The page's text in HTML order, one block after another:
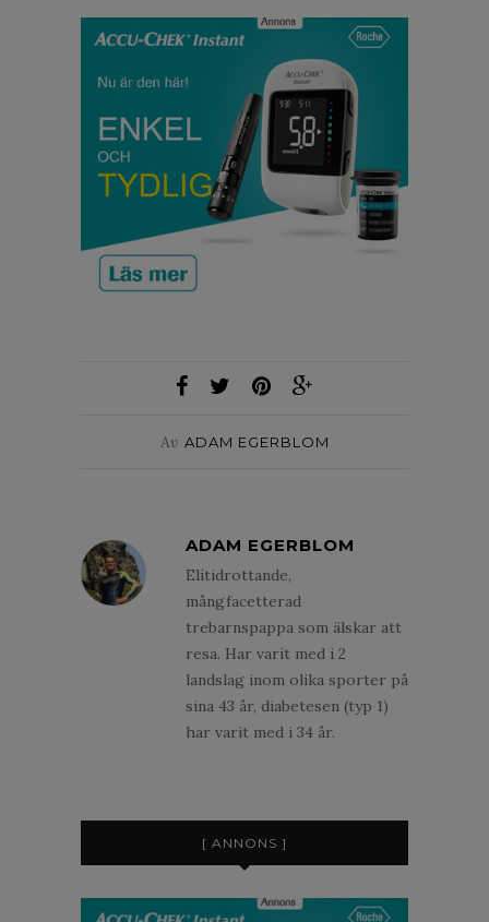
Av ADAM EGERBLOM
ADAM EGERBLOM
Elitidrottande,
mångfacetterad
trebarnspappa som älskar att
resa. Har varit med i 2
landslag inom olika sporter på
sina 43 år, diabetesen (typ 1)
har varit med i 34 år.
[ ANNONS ]